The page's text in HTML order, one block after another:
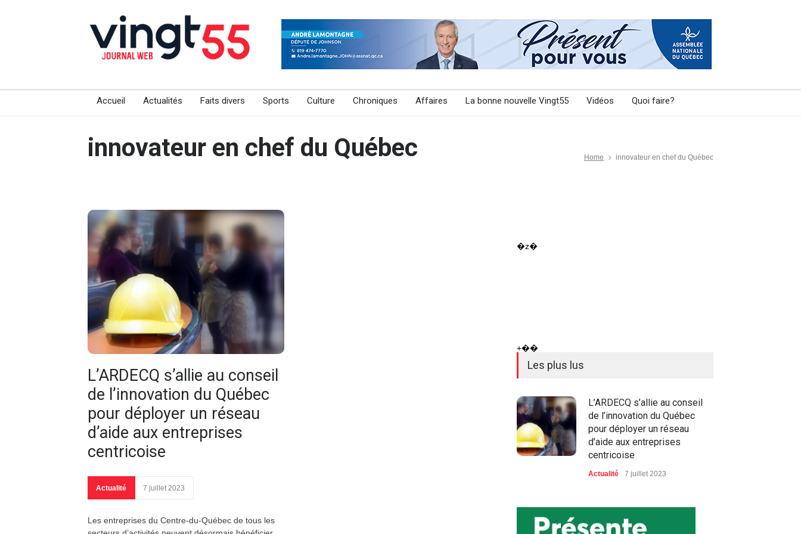
Accueil Actualités Faits divers Sports Culture Chroniques Affaires La bonne nouvelle Vingt55 Vidéos Quoi faire?
innovateur en chef du Québec Home innovateur en chef du Québec
L’ARDECQ s’allie au conseil
de l’innovation du Québec
pour déployer un réseau
d’aide aux entreprises
centricoise
Actualité 7 juillet 2023
Les entreprises du Centre-du-Québec de tous les
�z�
+��
Les plus lus
L’ARDECQ s’allie au conseil
de l’innovation du Québec
pour déployer un réseau
d’aide aux entreprises
centricoise
Actualité 7 juillet 2023